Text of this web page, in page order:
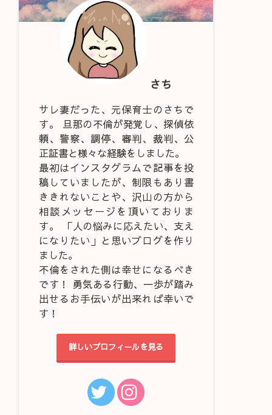
さち
サレ妻だった、元保育士のさちで
す。 旦那の不倫が発覚し、探偵依
頼、警察、調停、審判、裁判、公
正証書と様々な経験をしました。
最初はインスタグラムで記事を投
稿していましたが、制限もあり書
ききれないことや、沢山の方から
相談メッセージを頂いておりま
す。 「人の悩みに応えたい、支え
になりたい」と思いブログを作り
ました。
不倫をされた側は幸せになるべき
です！ 勇気ある行動、一歩が踏み
出せるお手伝いが出来れば幸いで
す！
詳しいプロフィールを見る